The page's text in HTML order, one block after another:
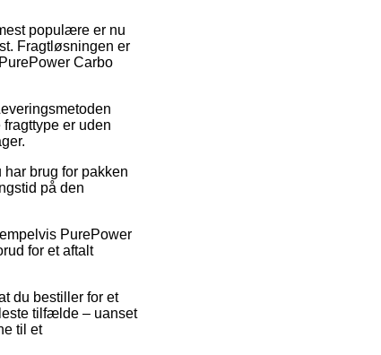
populære er nu
Fragtløsningen er
Carbo
er uden
brug for pakken
på den
PurePower
for et aftalt
du bestiller for et
tilfælde – uanset
til et